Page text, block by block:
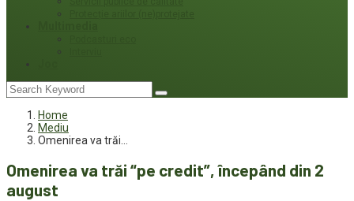
Home
Mediu
Omenirea va trăi…
Omenirea va trăi “pe credit”, începând din 2
august